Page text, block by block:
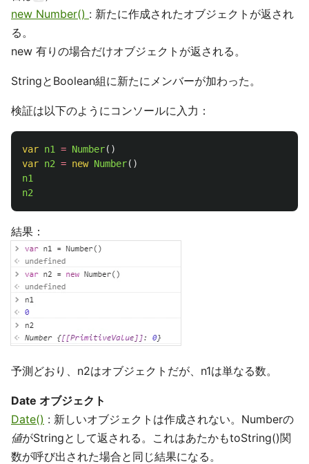
new Number() : 新たに作成されたオブジェクトが返され
る。
new 有りの場合だけオブジェクトが返される。
StringとBoolean組に新たにメンバーが加わった。
検証は以下のようにコンソールに入力：
var n1 = Number()
var n2 = new Number()
n1
n2
結果：
予測どおり、n2はオブジェクトだが、n1は単なる数。
Date オブジェクト
Date() : 新しいオブジェクトは作成されない。Numberの
値がStringとして返される。これはあたかもtoString()関
数が呼び出された場合と同じ結果になる。